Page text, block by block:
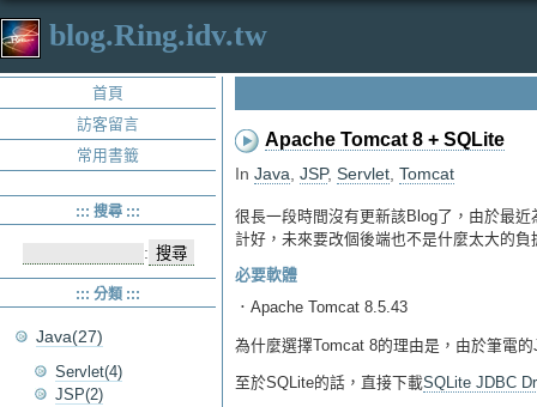
blog.Ring.idv.tw
Apache Tomcat 8 + SQLite
In Java JSP, Servlet Tomcat
很長一段時間沒有更新該Blog了，由於最
計好，未來要改個後端也不是什麼太大的
必要軟體
．Apache Tomcat 8.5.43
為什麼選擇Tomcat 8的理由是，由於筆電
至於SQLite的話，直接下載SQLite JDBC
首頁
訪客留言
常用書籤
::: 搜尋 :::
:
::: 分類 :::
Java(27)
Servlet(4)
JSP(2)